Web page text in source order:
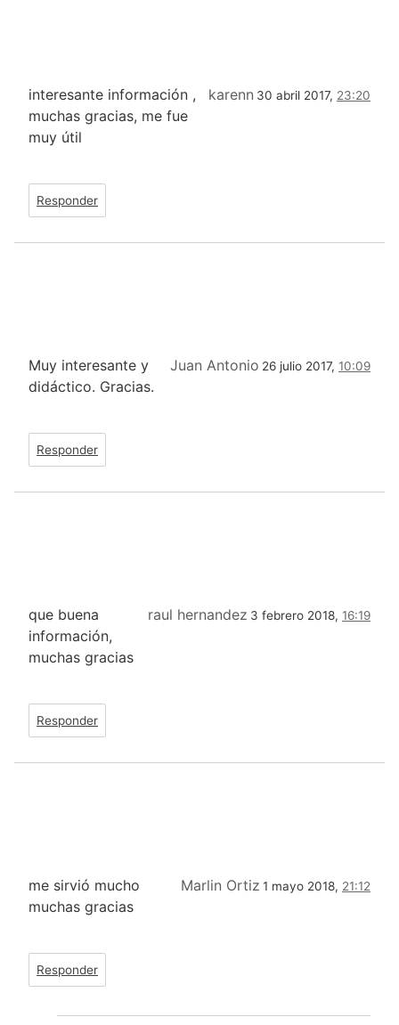
karenn 30 abril 2017, 23:20
interesante información ,
muchas gracias, me fue
muy útil
Responder
Juan Antonio 26 julio 2017, 10:09
Muy interesante y
didáctico. Gracias.
Responder
raul hernandez 3 febrero 2018, 16:19
que buena
información,
muchas gracias
Responder
Marlin Ortiz 1 mayo 2018, 21:12
me sirvió mucho
muchas gracias
Responder